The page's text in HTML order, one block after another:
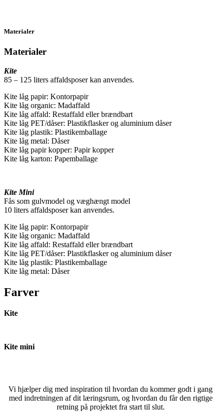
Materialer
Materialer
Kite
85 – 125 liters affaldsposer kan anvendes.
Kite låg papir: Kontorpapir
Kite låg organic: Madaffald
Kite låg affald: Restaffald eller brændbart
Kite låg PET/dåser: Plastikflasker og aluminium dåser
Kite låg plastik: Plastikemballage
Kite låg metal: Dåser
Kite låg papir kopper: Papir kopper
Kite låg karton: Papemballage
Kite Mini
Fås som gulvmodel og væghængt model
10 liters affaldsposer kan anvendes.
Kite låg papir: Kontorpapir
Kite låg organic: Madaffald
Kite låg affald: Restaffald eller brændbart
Kite låg PET/dåser: Plastikflasker og aluminium dåser
Kite låg plastik: Plastikemballage
Kite låg metal: Dåser
Farver
Kite
Kite mini
Vi hjælper dig med inspiration til hvordan du kommer godt i gang
med indretningen af dit læringsrum, og hvordan du får den rigtige
retning på projektet fra start til slut.